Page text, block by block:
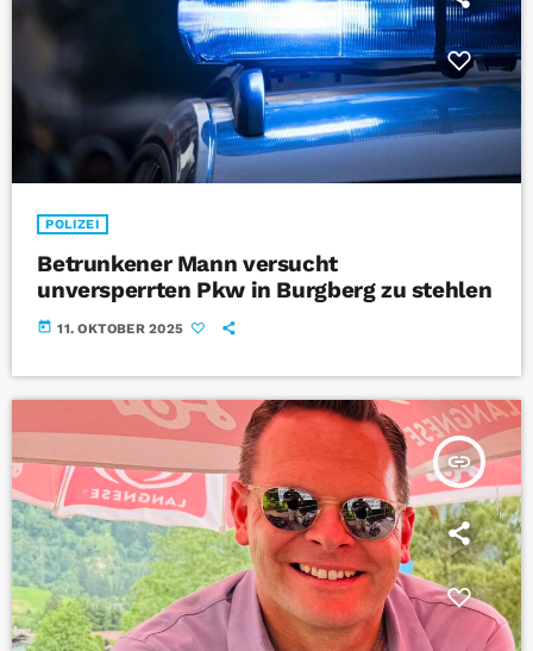
POLIZEI
Betrunkener Mann versucht
unversperrten Pkw in Burgberg zu stehlen
today 11. OKTOBER 2025
insert_link